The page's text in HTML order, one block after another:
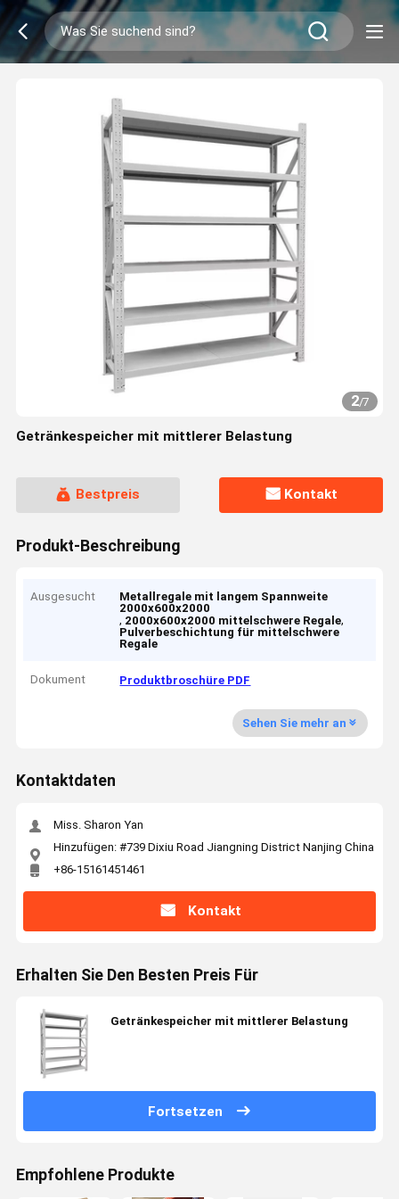
2/7
Getränkespeicher mit mittlerer Belastung
Bestpreis Kontakt
Produkt-Beschreibung
Ausgesucht
Metallregale mit langem Spannweite
2000x600x2000
, 2000x600x2000 mittelschwere Regale,
Pulverbeschichtung für mittelschwere
Regale
Dokument Produktbroschüre PDF
Sehen Sie mehr an
Kontaktdaten
Miss. Sharon Yan
Hinzufügen: #739 Dixiu Road Jiangning District Nanjing China
+86-15161451461
Kontakt
Erhalten Sie Den Besten Preis Für
Getränkespeicher mit mittlerer Belastung
Fortsetzen
Empfohlene Produkte